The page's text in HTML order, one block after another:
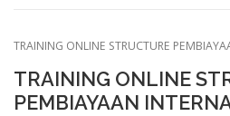
TRAINING ONLINE STRUCTURE
TRAINING ONLINE
PEMBIAYAAN